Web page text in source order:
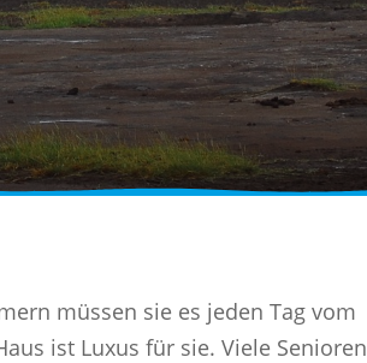
müssen sie es jeden Tag vom
ist Luxus für sie. Viele Senioren